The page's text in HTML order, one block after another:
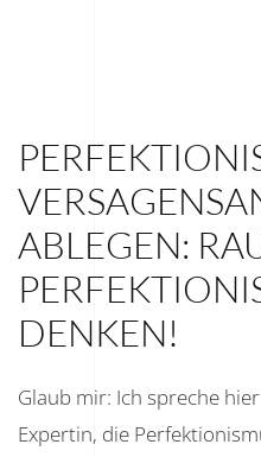
ABLEGEN:
DENKEN!
Glaub mir: Ich spreche
Expertin, die